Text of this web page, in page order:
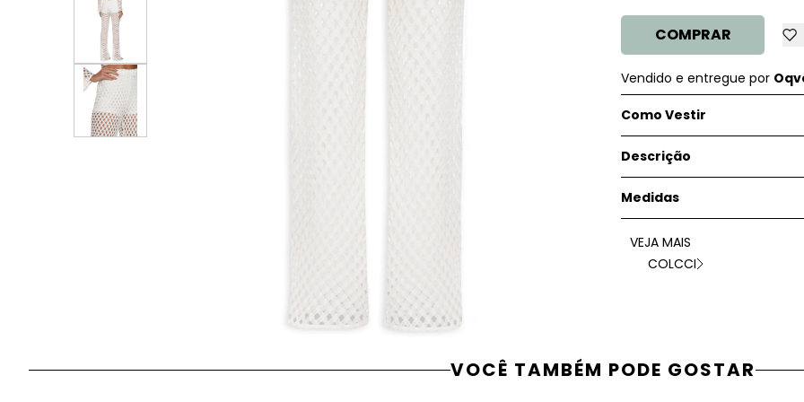
COMPRAR
Vendido e entregue por
Como Vestir
Descrição
Medidas
VEJA MAIS
COLCCI
VOCÊ TAMBÉM PODE GOSTAR